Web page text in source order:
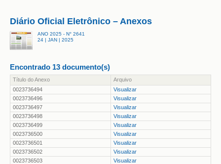
Diário Oficial Eletrônico – Anexos
ANO 2025 - N° 2641
24 | JAN | 2025
Encontrado 13 documento(s)
Título do Anexo
Arquivo
0023736494
Visualizar
0023736496
Visualizar
0023736497
Visualizar
0023736498
Visualizar
0023736499
Visualizar
0023736500
Visualizar
0023736501
Visualizar
0023736502
Visualizar
0023736503
Visualizar